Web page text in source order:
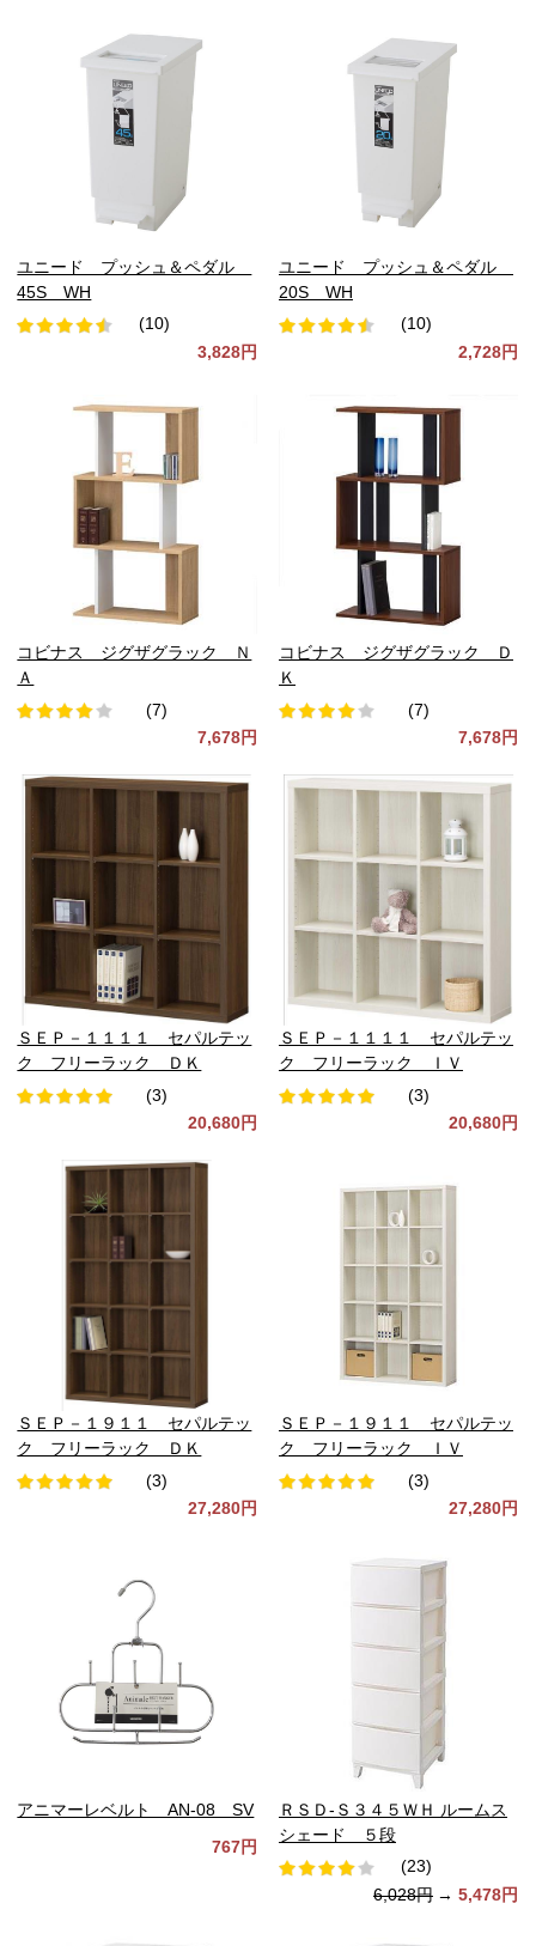
ユニード プッシュ＆ペダル
45S WH
(10)
3,828円
ユニード プッシュ＆ペダル
20S WH
(10)
2,728円
コビナス ジグザグラック Ｎ
Ａ
(7)
7,678円
コビナス ジグザグラック Ｄ
Ｋ
(7)
7,678円
ＳＥＰ－１１１１ セパルテッ
ク フリーラック ＤＫ
(3)
20,680円
ＳＥＰ－１１１１ セパルテッ
ク フリーラック ＩＶ
(3)
20,680円
ＳＥＰ－１９１１ セパルテッ
ク フリーラック ＤＫ
(3)
27,280円
ＳＥＰ－１９１１ セパルテッ
ク フリーラック ＩＶ
(3)
27,280円
アニマーレベルト AN-08 SV
767円
ＲＳＤ-Ｓ３４５ＷＨ ルームス
シェード ５段
(23)
6,028円 → 5,478円